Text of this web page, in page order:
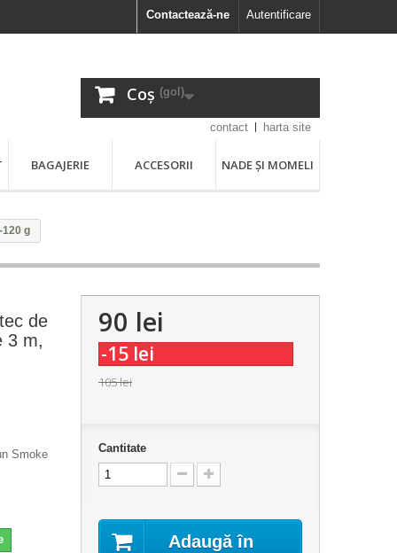
Autentificare
Contactează-ne
Coș (gol)
contact harta site
BAGAJERIE ACCESORII NADE ȘI MOMELI
g
de
3 m,
Smoke
90 lei
-15 lei
105 lei
Cantitate
Adaugă în